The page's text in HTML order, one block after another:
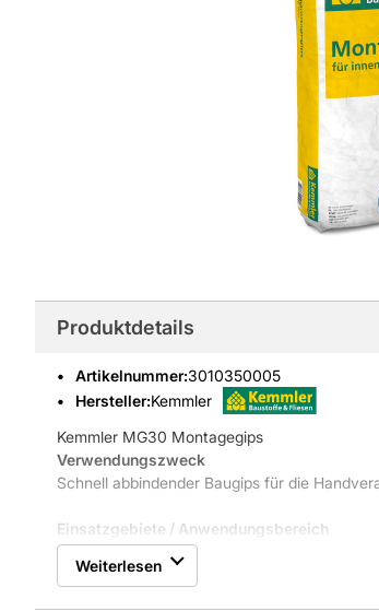
Produktdetails
Artikelnummer:3010350005
Hersteller:Kemmler
Kemmler MG30 Montagegips
Verwendungszweck
Schnell abbindender Baugips für die
Einsatzgebiete / Anwendungsbereich
Für Ausbesserungen nach
Verspachteln von Lunkern und Löchern im
Weiterlesen